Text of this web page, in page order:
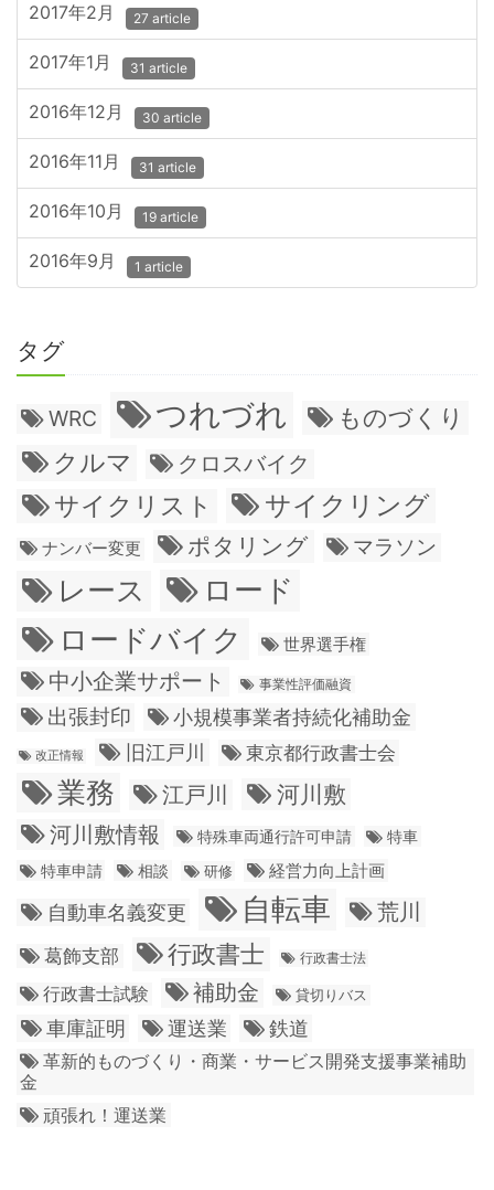
2017年2月 27 article
2017年1月 31 article
2016年12月 30 article
2016年11月 31 article
2016年10月 19 article
2016年9月 1 article
タグ
WRC つれづれ ものづくり
クルマ クロスバイク
サイクリスト サイクリング
ナンバー変更 ポタリング マラソン
レース
ロード
ロードバイク
世界選手権
中小企業サポート 事業性評価融資
出張封印 小規模事業者持続化補助金
改正情報 旧江戸川 東京都行政書士会
業務 江戸川
河川敷
河川敷情報
特殊車両通行許可申請
特車
特車申請
相談 研修 経営力向上計画
自動車名義変更 自転車 荒川
葛飾支部 行政書士 行政書士法
行政書士試験 補助金 貸切りバス
車庫証明 運送業 鉄道
革新的ものづくり・商業・サービス開発支援事業補助
金
頑張れ！運送業